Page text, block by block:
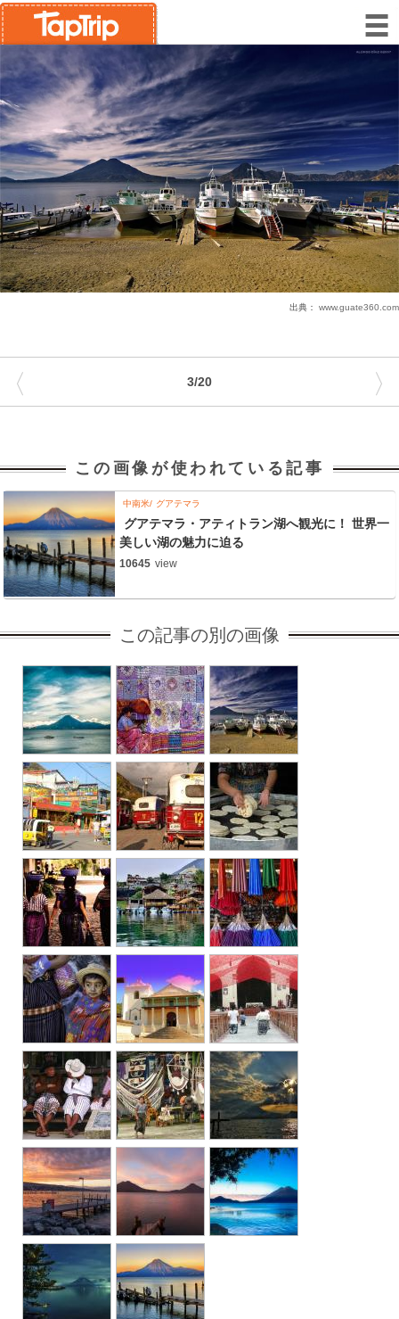
出典： www.guate360.com
3/20
〈 〉
この画像が使われている記事
中南米 グアテマラ
グアテマラ・アティトラン湖へ観光に！ 世界一
美しい湖の魅力に迫る
10645 view
この記事の別の画像